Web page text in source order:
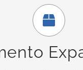
Económico y
en demoliciones
no deben ser